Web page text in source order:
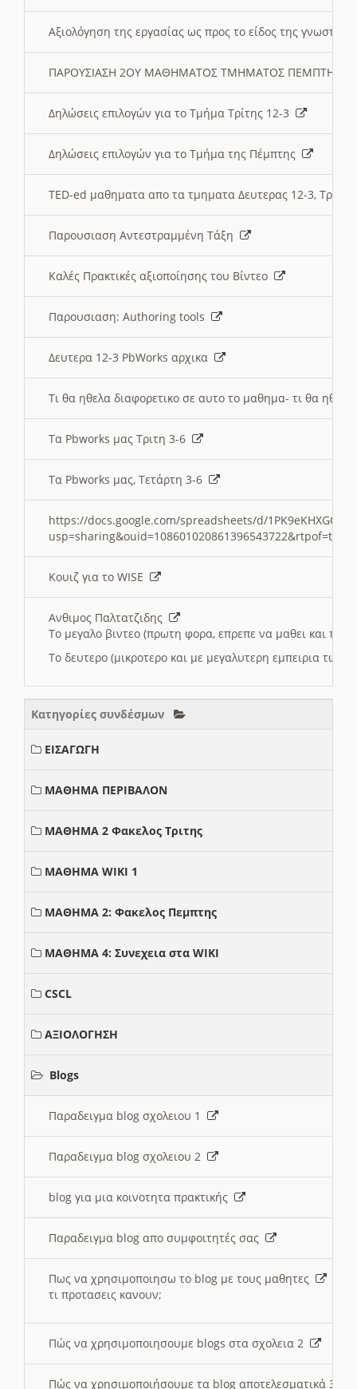
Αξιολόγηση της εργασίας ως προς το είδος της
ΠΑΡΟΥΣΙΑΣΗ 2ΟΥ ΜΑΘΗΜΑΤΟΣ ΤΜΗΜΑΤΟΣ
Δηλώσεις επιλογών για το Τμήμα Τρίτης 12-3
Δηλώσεις επιλογών για το Τμήμα της Πέμπτης
TED-ed μαθηματα απο τα τμηματα Δευτερας 12-3,
Παρουσιαση Αντεστραμμένη Τάξη
Καλές Πρακτικές αξιοποίησης του Βίντεο
Παρουσιαση: Authoring tools
Δευτερα 12-3 PbWorks αρχικα
Τι θα ηθελα διαφορετικο σε αυτο το μαθημα- τι θα
Τα Pbworks μας Τριτη 3-6
Τα Pbworks μας, Τετάρτη 3-6
https://docs.google.com/spreadsheets/d/
Κουιζ για το WISE
Ανθιμος Παλτατζιδης
Το μεγαλο βιντεο (πρωτη φορα, επρεπε να μαθει και το
Το δευτερο (μικροτερο και με μεγαλυτερη εμπειρια
Κατηγορίες συνδέσμων
ΕΙΣΑΓΩΓΗ
ΜΑΘΗΜΑ ΠΕΡΙΒΑΛΟΝ
ΜΑΘΗΜΑ 2 Φακελος Τριτης
ΜΑΘΗΜΑ WIKI 1
ΜΑΘΗΜΑ 2: Φακελος Πεμπτης
ΜΑΘΗΜΑ 4: Συνεχεια στα WIKI
CSCL
ΑΞΙΟΛΟΓΗΣΗ
Blogs
Παραδειγμα blog σχολειου 1
Παραδειγμα blog σχολειου 2
blog για μια κοινοτητα πρακτικής
Παραδειγμα blog απο συμφοιτητές σας
Πως να χρησιμοποιησω το blog με τους μαθητες
τι προτασεις κανουν;
Πώς να χρησιμοποιησουμε blogs στα σχολεια 2
Πώς να χρησιμοποιήσουμε τα blog αποτελεσματικά 3